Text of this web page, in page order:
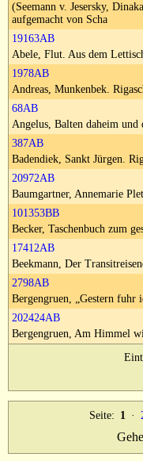
AGB
Widerruf
Datenschutz
Versand&Zahlung
Impressum
(Seemann v. Jesersky,
aufgemacht von Scha
19163AB
Abele, Flut. Aus dem
1978AB
Andreas, Munkenbek.
68AB
Angelus, Balten daheim und
387AB
Badendiek, Sankt Jürgen.
20972AB
Baumgartner, Annemarie
101353BB
Becker, Taschenbuch zum
17412AB
Beekmann, Der
2798AB
Bergengruen, „Gestern fuhr
202424AB
Bergengruen, Am Himmel
Seite: 1 ·